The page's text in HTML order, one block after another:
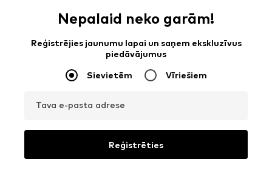
Nepalaid neko garām!
Reģistrējies jaunumu lapai un saņem ekskluzīvus
piedāvājumus
Sievietēm Vīriešiem
Tava e-pasta adrese
Reģistrēties